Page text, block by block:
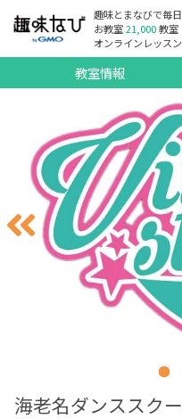
趣味とまなびで毎
お教室21,000教室
オンラインレッス
教室情報
海老名ダンスス